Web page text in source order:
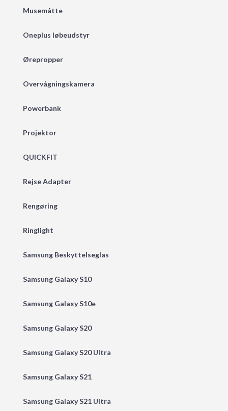
Musemåtte
Oneplus løbeudstyr
Ørepropper
Overvågningskamera
Powerbank
Projektor
QUICKFIT
Rejse Adapter
Rengøring
Ringlight
Samsung Beskyttelseglas
Samsung Galaxy S10
Samsung Galaxy S10e
Samsung Galaxy S20
Samsung Galaxy S20 Ultra
Samsung Galaxy S21
Samsung Galaxy S21 Ultra